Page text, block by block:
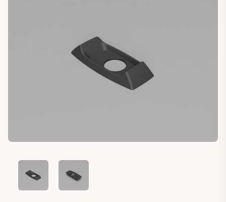
RENAULT 5 ALPINE TURBO DOOR PUSH BUTTON GUARD
RENAULT 5 ALPINE TURBO DOOR PUSH